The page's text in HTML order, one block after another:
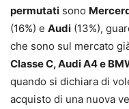
permutati sono
(16%) e Audi (13%),
che sono sul mercato
Classe C, Audi A4 e
quando si dichiara di
acquisto di una nuova